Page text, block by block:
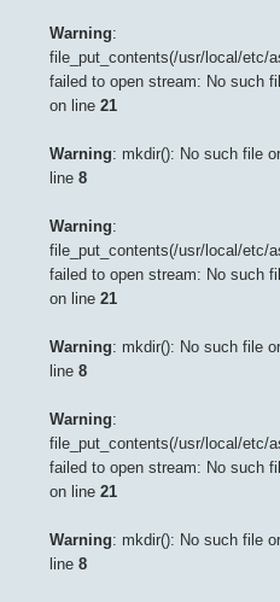
Warning:
file_put_contents(/usr/local/etc/
failed to open stream: No such
on line 21
Warning: mkdir(): No such file
line 8
Warning:
file_put_contents(/usr/local/etc/
failed to open stream: No such
on line 21
Warning: mkdir(): No such file
line 8
Warning:
file_put_contents(/usr/local/etc/
failed to open stream: No such
on line 21
Warning: mkdir(): No such file
line 8